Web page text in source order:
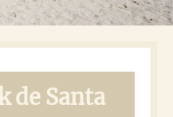
de Santa